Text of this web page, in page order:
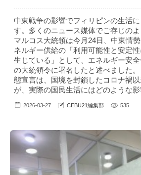
中東戦争の影響でフィリピンの生活
す。多くのニュース媒体でご存じの
マルコス大統領は今月24日、中東情
ネルギー供給の「利用可能性と安定
生じている」として、エネルギー安
の大統領令に署名したと述べました
態宣言は、国境を封鎖したコロナ禍
が、実際の国民生活にはどのような影
2026-03-27 CEBU21編集部 535